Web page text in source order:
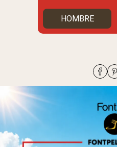
HOMBRE